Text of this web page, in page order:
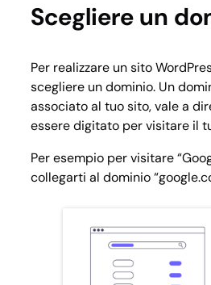
Scegliere un
Per realizzare un sito
scegliere un dominio. Un
associato al tuo sito, vale a
essere digitato per visitare il
Per esempio per visitare
collegarti al dominio